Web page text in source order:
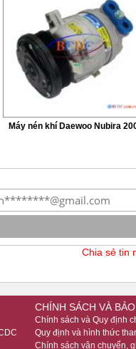
Máy nén khí Daewoo Nubira
Chia sẻ tin
CHÍNH SÁCH VÀ
Chính sách và Quy định
Quy định và hình thức
Chính sách vận chuyển,